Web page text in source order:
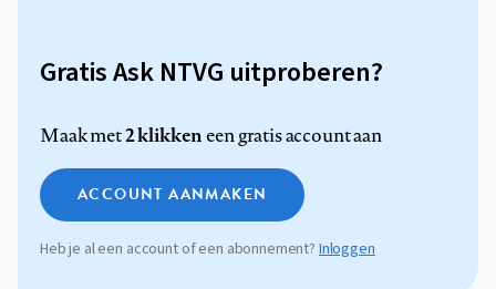
Gratis Ask NTVG uitproberen?
Maak met2 klikkeneen gratis account aan
ACCOUNT AANMAKEN
Heb je al een account of een abonnement? Inloggen